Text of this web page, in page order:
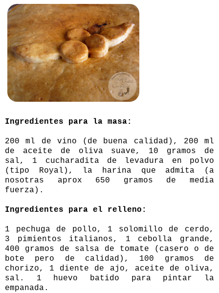
Ingredientes para la masa:
200 ml de vino (de buena calidad), 200 ml
de aceite de oliva suave, 10 gramos de
sal, 1 cucharadita de levadura en polvo
(tipo Royal), la harina que admita (a
nosotras aprox 650 gramos de media
fuerza).
Ingredientes para el relleno:
1 pechuga de pollo, 1 solomillo de cerdo,
3 pimientos italianos, 1 cebolla grande,
400 gramos de salsa de tomate (casero o de
bote pero de calidad), 100 gramos de
chorizo, 1 diente de ajo, aceite de oliva,
sal. 1 huevo batido para pintar la
empanada.